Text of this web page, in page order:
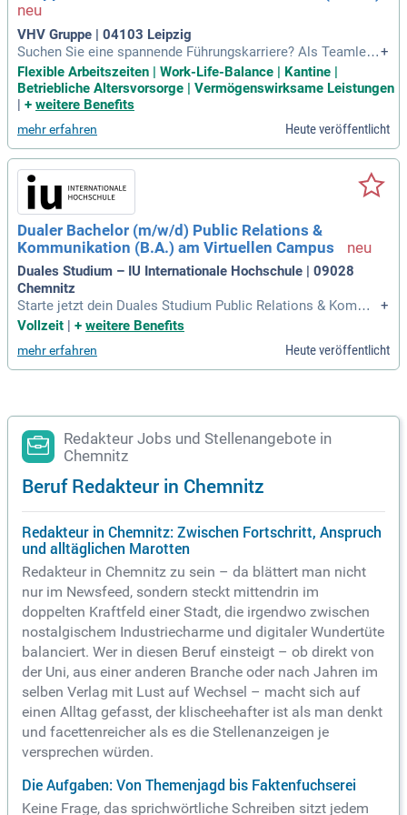
VHV Gruppe | 04103 Leipzig
Suchen Sie eine spannende Führungskarriere? Als Teamleit
er für sechs Underwriter bringen Sie Ihre fachlichen und disz
iplinarischen Fähigkeiten ein. Ein abgeschlossenes Hochsc
hulstudium in Betriebswirtschaft oder Rechtswissenschafte
en. Ihre Expertise im Bereich Financial Lines, wie Vermögen
sschadenhaftpflicht und D&O, ist entscheidend. Profitieren S
ie von flexiblen Arbeitszeiten und der Möglichkeit, Ihre Work
-Life-Balance aktiv zu gestalten. Darüber hinaus erwartet Sie
ein attraktives Vergütungsmodell, das 13,3 Monatsgehälter
und eine direkte Beteiligung am Unternehmenserfolg umfas
st.
+
Flexible Arbeitszeiten | Work-Life-Balance | Kantine |
Betriebliche Altersvorsorge | Vermögenswirksame Leistungen
| + weitere Benefits
mehr erfahren Heute veröffentlicht
Dualer Bachelor (m/w/d) Public Relations &
Kommunikation (B.A.) am Virtuellen Campus
Duales Studium – IU Internationale Hochschule | 09028
Chemnitz
Starte jetzt dein Duales Studium Public Relations & Kommu
nikation und arbeite danach beispielsweise als: PR-Referen
r:in.
+
Vollzeit | + weitere Benefits
mehr erfahren Heute veröffentlicht
Redakteur Jobs und Stellenangebote in
Chemnitz
Beruf Redakteur in Chemnitz
Redakteur in Chemnitz: Zwischen Fortschritt, Anspruch
und alltäglichen Marotten
Redakteur in Chemnitz zu sein – da blättert man nicht
nur im Newsfeed, sondern steckt mittendrin im
doppelten Kraftfeld einer Stadt, die irgendwo zwischen
nostalgischem Industriecharme und digitaler Wundertüte
balanciert. Wer in diesen Beruf einsteigt – ob direkt von
der Uni, aus einer anderen Branche oder nach Jahren im
selben Verlag mit Lust auf Wechsel – macht sich auf
einen Alltag gefasst, der klischeehafter ist als man denkt
und facettenreicher als es die Stellenanzeigen je
versprechen würden.
Die Aufgaben: Von Themenjagd bis Faktenfuchserei
Keine Frage, das sprichwörtliche Schreiben sitzt jedem